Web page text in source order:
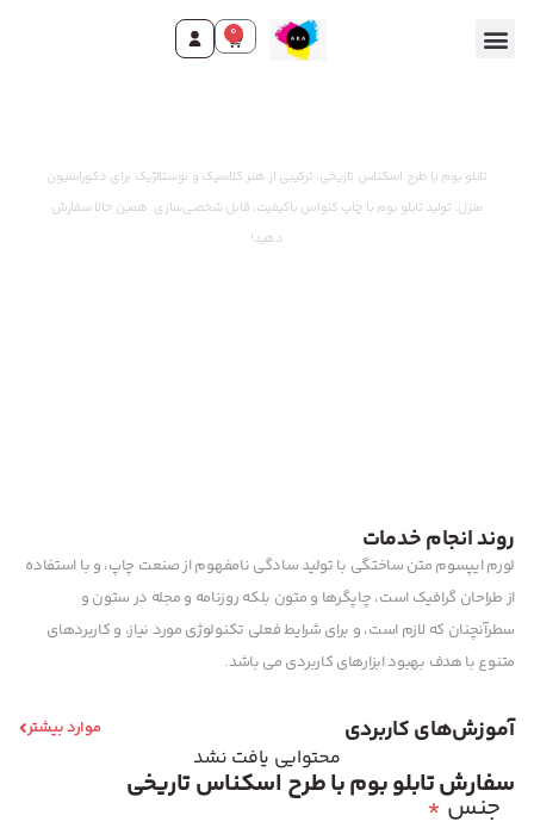
0
تابلو بوم با طرح اسکناس تاریخی، ترکیبی از هنر کلاسیک و نوستالژیک برای دکوراسیون
منزل. تولید تابلو بوم با چاپ کنواس باکیفیت، قابل شخصی‌سازی. همین حالا سفارش
دهید!
روند انجام خدمات
لورم ایپسوم متن ساختگی با تولید سادگی نامفهوم از صنعت چاپ، و با استفاده
از طراحان گرافیک است، چاپگرها و متون بلکه روزنامه و مجله در ستون و
سطرآنچنان که لازم است، و برای شرایط فعلی تکنولوژی مورد نیاز، و کاربردهای
متنوع با هدف بهبود ابزارهای کاربردی می باشد.
آموزش‌های کاربردی موارد بیشتر
محتوایی یافت نشد
سفارش تابلو بوم با طرح اسکناس تاریخی
*جنس